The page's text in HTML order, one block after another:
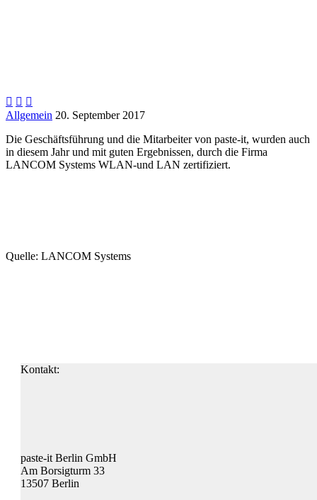
  
Allgemein 20. September 2017
Die Geschäftsführung und die Mitarbeiter von paste-it, wurden auch
in diesem Jahr und mit guten Ergebnissen, durch die Firma
LANCOM Systems WLAN-und LAN zertifiziert.
Quelle: LANCOM Systems
Kontakt:
paste-it Berlin GmbH
Am Borsigturm 33
13507 Berlin